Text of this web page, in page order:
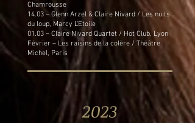
Chamrousse
14.03 – Glenn Arzel & Claire Nivard / Les nuits
du loup, Marcy L'Etoile
01.03 – Claire Nivard Quartet / Hot Club, Lyon
Février – Les raisins de la colère / Théâtre
Michel, Paris
2023